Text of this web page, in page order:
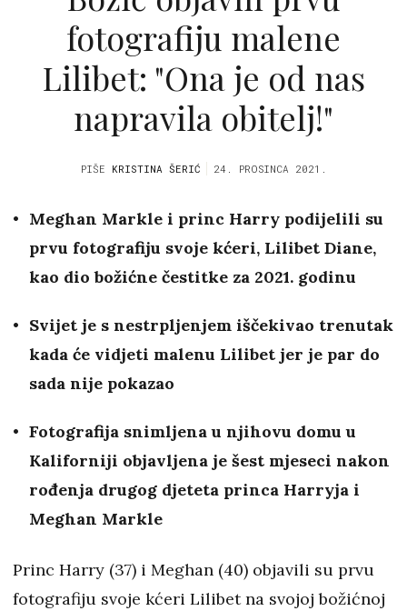
fotografiju malene
Lilibet: "Ona je od nas
napravila obitelj!"
PIŠE KRISTINA ŠERIĆ 24. PROSINCA 2021.
Meghan Markle i princ Harry podijelili su
prvu fotografiju svoje kćeri, Lilibet Diane,
kao dio božićne čestitke za 2021. godinu
Svijet je s nestrpljenjem iščekivao trenutak
kada će vidjeti malenu Lilibet jer je par do
sada nije pokazao
Fotografija snimljena u njihovu domu u
Kaliforniji objavljena je šest mjeseci nakon
rođenja drugog djeteta princa Harryja i
Meghan Markle
Princ Harry (37) i Meghan (40) objavili su prvu
fotografiju svoje kćeri Lilibet na svojoj božićnoj